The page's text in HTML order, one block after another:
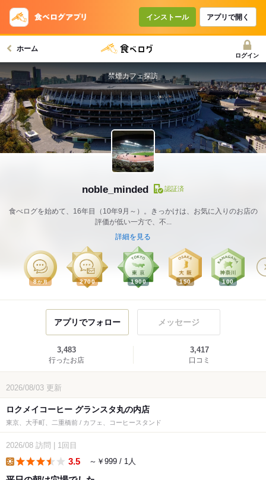
インストール アプリで開く
ホーム
ログイン
noble_minded 認証済
食べログを始めて、16年目（10年9月～）。きっかけは、お気に入りのお店の
評価が低い一方で、不...
詳細を見る
8か月 2700 1900 150 100
禁煙カフェ探訪
アプリでフォロー メッセージ
3,483
行ったお店
3,417
口コミ
2026/08/03 更新
ロクメイコーヒー グランスタ丸の内店
東京、大手町、二重橋前 / カフェ、コーヒースタンド
2026/08 訪問 1回目
3.5 ～￥999 / 1人